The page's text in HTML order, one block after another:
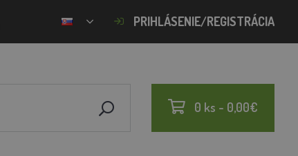
PRIHLÁSENIE/REGISTRÁCIA
0 ks - 0,00€